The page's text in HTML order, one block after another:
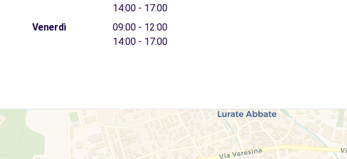
14:00 - 17:00
Venerdì
09:00 - 12:00
14:00 - 17:00